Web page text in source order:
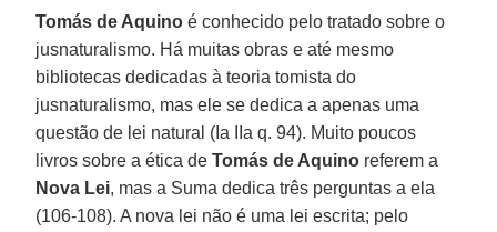
Tomás de Aquino é conhecido pelo tratado sobre o
jusnaturalismo. Há muitas obras e até mesmo
bibliotecas dedicadas à teoria tomista do
jusnaturalismo, mas ele se dedica a apenas uma
questão de lei natural (Ia IIa q. 94). Muito poucos
livros sobre a ética deTomás de Aquino referem a
Nova Lei, mas a Suma dedica três perguntas a ela
(106-108). A nova lei não é uma lei escrita; pelo